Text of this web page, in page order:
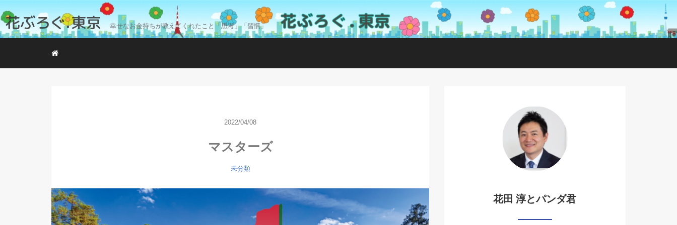
花ぶろぐ.東京 幸せなお金持ちが教えてくれたこと「思考」「習慣」
2022/04/08
マスターズ
未分類
花田 淳とパンダ君